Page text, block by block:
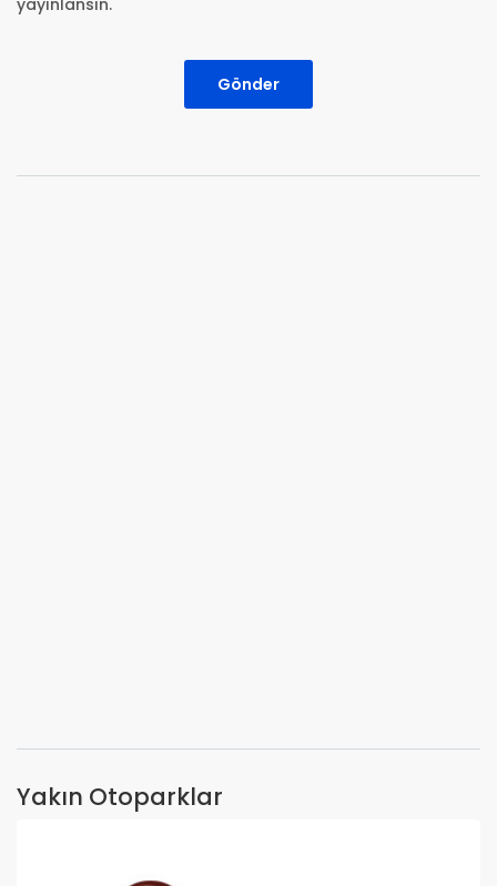
yayınlansın.
Gönder
Yakın Otoparklar